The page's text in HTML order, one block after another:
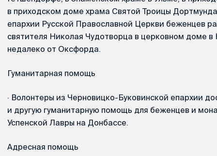
в приходском доме храма Святой Троицы
епархии Русской Православной Церкви беженцев
святителя Николая Чудотворца в церковном доме в
недалеко от Оксфорда.
Гуманитарная помощь
· Волонтеры из Черновицко-Буковинской епархии
и другую гуманитарную помощь для беженцев и
Успенской Лавры на Донбассе.
Адресная помощь